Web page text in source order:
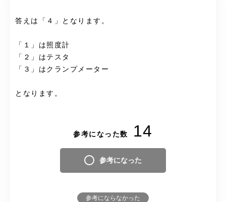
答えは「４」となります。
「１」は照度計
「２」はテスタ
「３」はクランプメーター
となります。
参考になった数 14
参考になった
参考にならなかった